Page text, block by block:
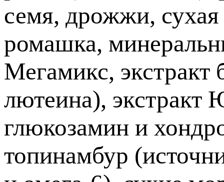
семя, дрожжи, сухая
ромашка,
Мегамикс, экстракт
лютеина), экстракт
глюкозамин и
топинамбур